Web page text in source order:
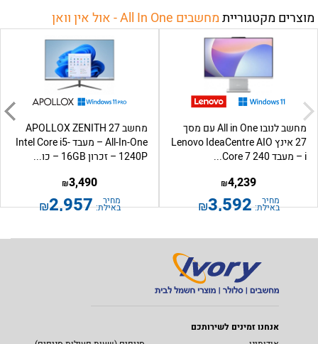
מוצרים מקטגורייתמחשבים All In One - אול אין וואן
מחשב לנובו All in One עם מסך
27 אינץ Lenovo IdeaCentre AIO
i – מעבד Core 7 240...
4,239
₪
מחיר
באילת: 3,592
₪
מחשב APOLLOX ZENITH 27
All-In-One – מעבד Intel Core i5-
1240P – זכרון 16GB – כו...
3,490
₪
מחיר
באילת: 2,957
₪
אנחנו זמינים לשירותכם